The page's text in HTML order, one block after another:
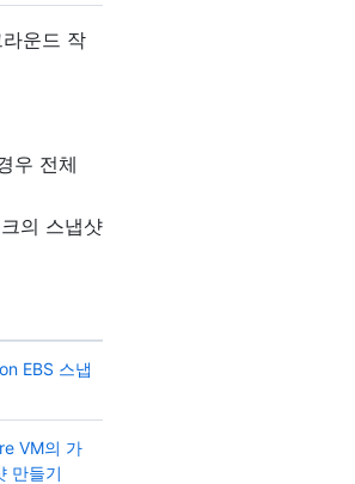
운드 작
우 전체
의 스냅샷
EBS 스냅
VM의 가
만들기